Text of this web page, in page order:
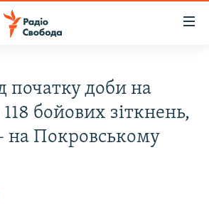
РОКІВ
початку доби на
бойових зіткнень,
на Покровському